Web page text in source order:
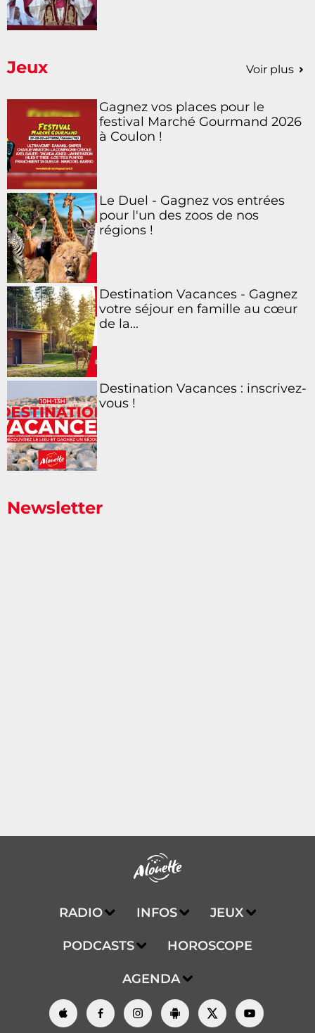
Jeux Voir plus
Gagnez vos places pour le
festival Marché Gourmand 2026
à Coulon !
Le Duel - Gagnez vos entrées
pour l'un des zoos de nos
régions !
Destination Vacances - Gagnez
votre séjour en famille au cœur
de la...
Destination Vacances : inscrivez-
vous !
Newsletter
RADIO INFOS JEUX
PODCASTS HOROSCOPE
AGENDA